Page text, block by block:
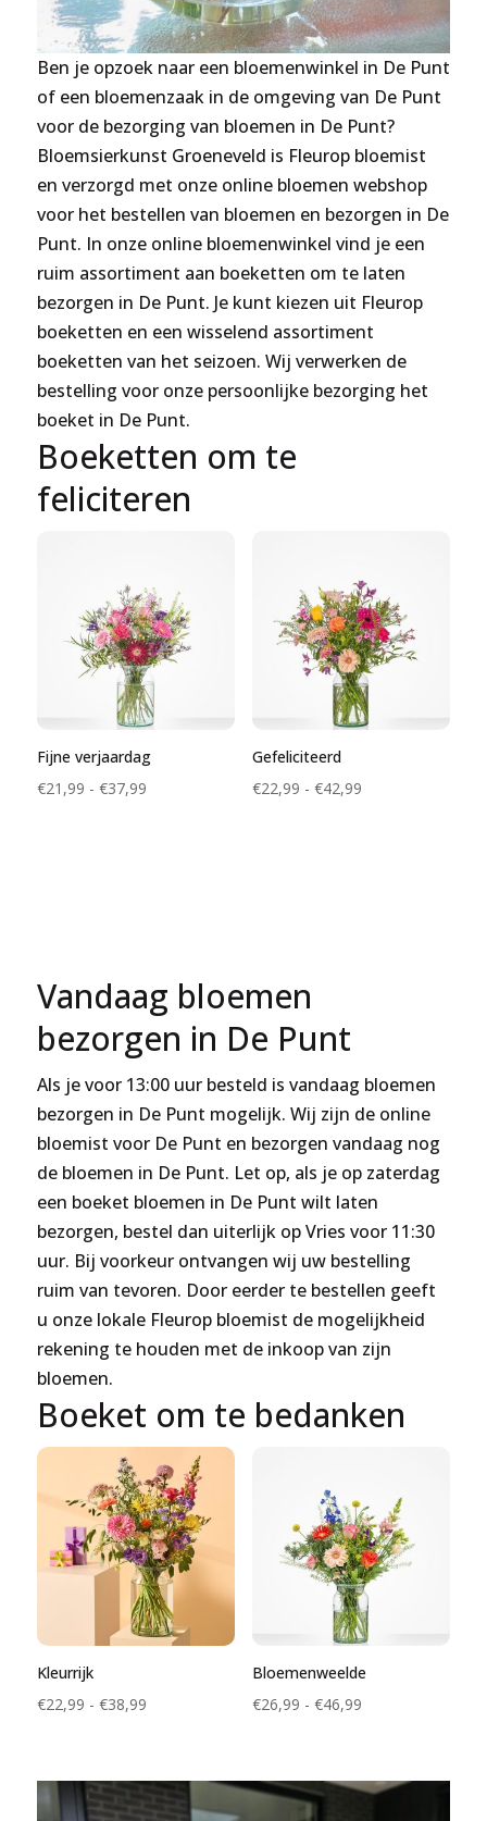
Ben je opzoek naar een bloemenwinkel in De Punt
of een bloemenzaak in de omgeving van De Punt
voor de bezorging van bloemen in De Punt?
Bloemsierkunst Groeneveld is Fleurop bloemist
en verzorgd met onze online bloemen webshop
voor het bestellen van bloemen en bezorgen in De
Punt. In onze online bloemenwinkel vind je een
ruim assortiment aan boeketten om te laten
bezorgen in De Punt. Je kunt kiezen uit Fleurop
boeketten en een wisselend assortiment
boeketten van het seizoen. Wij verwerken de
bestelling voor onze persoonlijke bezorging het
boeket in De Punt.
Boeketten om te
feliciteren
Fijne verjaardag
€21,99 - €37,99Prijsklasse:
Gefeliciteerd
€22,99 - €42,99Prijsklasse:
Vandaag bloemen
bezorgen in De Punt
Als je voor 13:00 uur besteld is vandaag bloemen
bezorgen in De Punt mogelijk. Wij zijn de online
bloemist voor De Punt en bezorgen vandaag nog
de bloemen in De Punt. Let op, als je op zaterdag
een boeket bloemen in De Punt wilt laten
bezorgen, bestel dan uiterlijk op Vries voor 11:30
uur. Bij voorkeur ontvangen wij uw bestelling
ruim van tevoren. Door eerder te bestellen geeft
u onze lokale Fleurop bloemist de mogelijkheid
rekening te houden met de inkoop van zijn
bloemen.
Boeket om te bedanken
Kleurrijk
€22,99 - €38,99Prijsklasse:
€38,99
Bloemenweelde
€26,99 - €46,99Prijsklasse:
€46,99